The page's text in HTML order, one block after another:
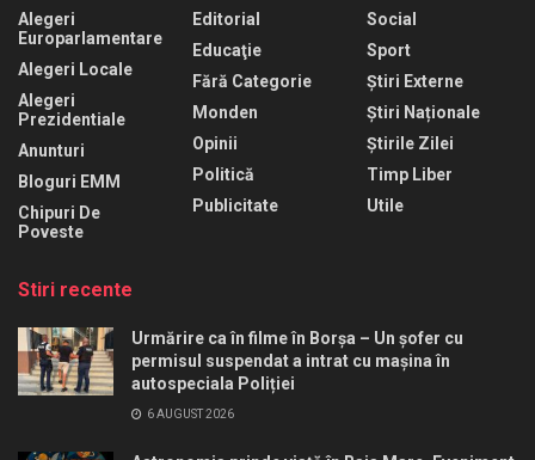
Alegeri
Europarlamentare
Alegeri Locale
Alegeri
Prezidentiale
Anunturi
Bloguri EMM
Chipuri De
Poveste
Editorial
Educaţie
Fără Categorie
Monden
Opinii
Politică
Publicitate
Social
Sport
Știri Externe
Știri Naționale
Știrile Zilei
Timp Liber
Utile
Stiri recente
Urmărire ca în filme în Borșa – Un șofer cu
permisul suspendat a intrat cu mașina în
autospeciala Poliției
6 AUGUST 2026